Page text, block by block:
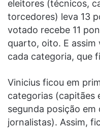
eleitores (técnicos,
torcedores) leva 13
votado recebe 11
quarto, oito. E assim
cada categoria, que
Vinicius ficou em
categorias (capitães
segunda posição
jornalistas). Assim,